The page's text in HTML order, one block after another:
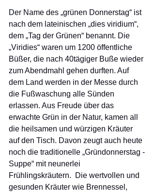
Der Name des „grünen Donnerstag“ ist
nach dem lateinischen „dies viridium“,
dem „Tag der Grünen“ benannt. Die
„Viridies“ waren um 1200 öffentliche
Büßer, die nach 40tägiger Buße wieder
zum Abendmahl gehen durften. Auf
dem Land werden in der Messe durch
die Fußwaschung alle Sünden
erlassen. Aus Freude über das
erwachte Grün in der Natur, kamen all
die heilsamen und würzigen Kräuter
auf den Tisch. Davon zeugt auch heute
noch die traditionelle „Gründonnerstag -
Suppe“ mit neunerlei
Frühlingskräutern.  Die wertvollen und
gesunden Kräuter wie Brennessel,